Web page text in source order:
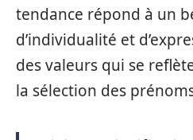
tendance répond à un
d’individualité et
des valeurs qui se
la sélection des